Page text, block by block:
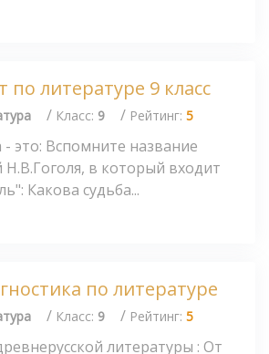
по литературе 9 класс
/ Класс: 9 / Рейтинг: 5
это: Вспомните название
Н.В.Гоголя, в который входит
Какова судьба...
по литературе
/ Класс: 9 / Рейтинг: 5
литературы : От